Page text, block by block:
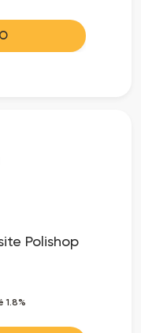
Polishop
1.8%